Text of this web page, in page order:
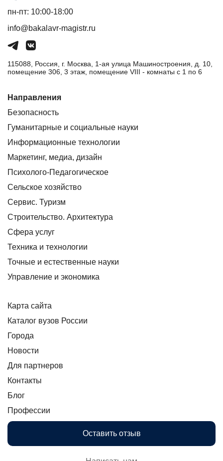
пн-пт: 10:00-18:00
info@bakalavr-magistr.ru
115088, Россия, г. Москва, 1-ая улица Машиностроения, д. 10,
помещение 306, 3 этаж, помещение VIII - комнаты с 1 по 6
Направления
Безопасность
Гуманитарные и социальные науки
Информационные технологии
Маркетинг, медиа, дизайн
Психолого-Педагогическое
Сельское хозяйство
Сервис. Туризм
Строительство. Архитектура
Сфера услуг
Техника и технологии
Точные и естественные науки
Управление и экономика
Карта сайта
Каталог вузов России
Города
Новости
Для партнеров
Контакты
Блог
Профессии
Оставить отзыв